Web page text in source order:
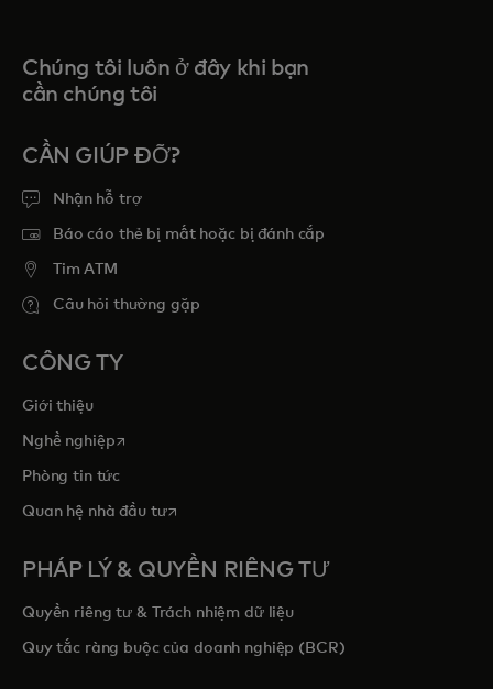
Chúng tôi luôn ở đây khi bạn
cần chúng tôi
CẦN GIÚP ĐỠ?
Nhận hỗ trợ
Báo cáo thẻ bị mất hoặc bị đánh cắp
Tim ATM
Câu hỏi thường gặp
CÔNG TY
Giới thiệu
Nghề nghiệpopens in a new tab
Phòng tin tức
Quan hệ nhà đầu tưopens in a new tab
PHÁP LÝ & QUYỀN RIÊNG TƯ
Quyền riêng tư & Trách nhiệm dữ liệu
Quy tắc ràng buộc của doanh nghiệp (BCR)